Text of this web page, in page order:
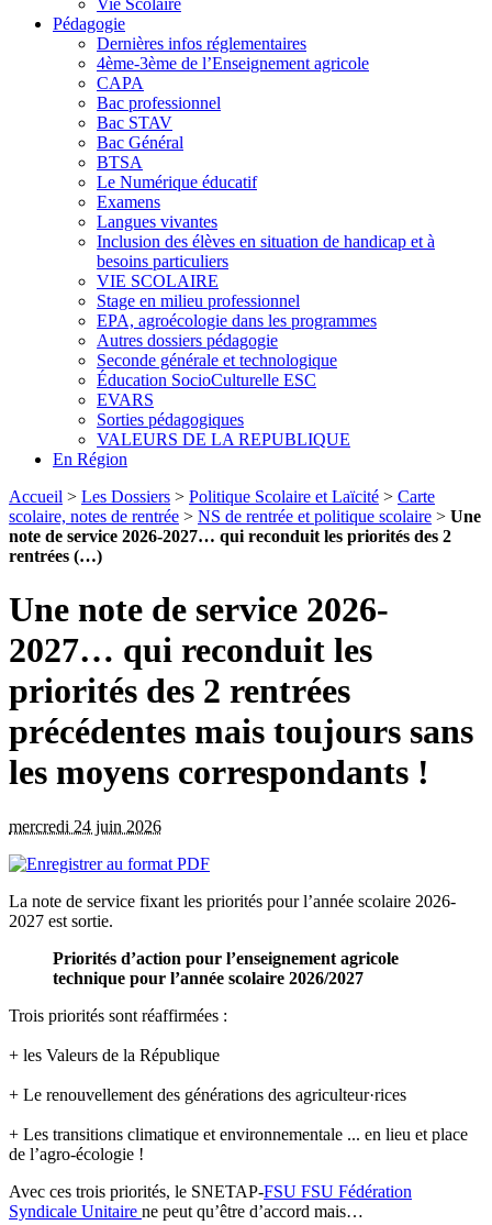
Pédagogie
Dernières infos réglementaires
4ème-3ème de l’Enseignement agricole
CAPA
Bac professionnel
Bac STAV
Bac Général
BTSA
Le Numérique éducatif
Examens
Langues vivantes
Inclusion des élèves en situation de handicap et à
besoins particuliers
VIE SCOLAIRE
Stage en milieu professionnel
EPA, agroécologie dans les programmes
Autres dossiers pédagogie
Seconde générale et technologique
Éducation SocioCulturelle ESC
EVARS
Sorties pédagogiques
VALEURS DE LA REPUBLIQUE
En Région
Accueil > Les Dossiers > Politique Scolaire et Laïcité > Carte
scolaire, notes de rentrée > NS de rentrée et politique scolaire > Une
note de service 2026-2027… qui reconduit les priorités des 2
rentrées (…)
Une note de service 2026-
2027… qui reconduit les
priorités des 2 rentrées
précédentes mais toujours sans
les moyens correspondants !
mercredi 24 juin 2026
La note de service fixant les priorités pour l’année scolaire 2026-
2027 est sortie.
Priorités d’action pour l’enseignement agricole
technique pour l’année scolaire 2026/2027
Trois priorités sont réaffirmées :
+ les Valeurs de la République
+ Le renouvellement des générations des agriculteur·rices
+ Les transitions climatique et environnementale ... en lieu et place
de l’agro-écologie !
Avec ces trois priorités, le SNETAP-FSU FSU Fédération
Syndicale Unitaire ne peut qu’être d’accord mais…